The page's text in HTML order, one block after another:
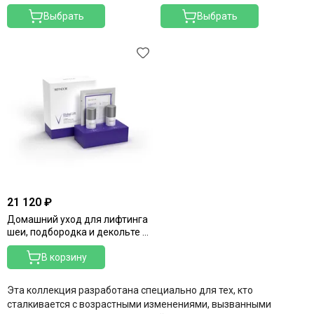
Mesopharm Professional
Ondevie
Phytoceane
Phytomer
Shiki No Nagomi
Skeyndor
Skincouture
Skinosophy
Skin Resist
Skintellectual Solutions
Tegoder
Выбрать Выбрать
21 120 ₽
Домашний уход для лифтинга
шеи, подбородка и декольте V-
shape
В корзину
Эта коллекция разработана специально для тех, кто
сталкивается с возрастными изменениями, вызванными